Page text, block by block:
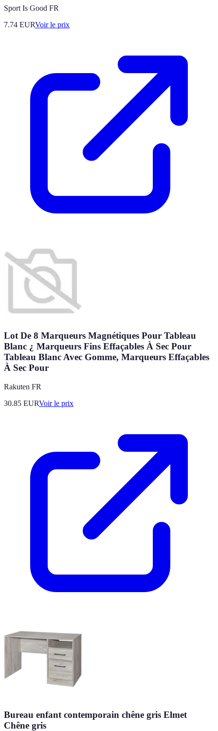
Sport Is Good FR
7.74 EURVoir le prix
Lot De 8 Marqueurs Magnétiques Pour Tableau
Blanc ¿ Marqueurs Fins Effaçables À Sec Pour
Tableau Blanc Avec Gomme, Marqueurs Effaçables
À Sec Pour
Rakuten FR
30.85 EURVoir le prix
Bureau enfant contemporain chêne gris Elmet
Chêne gris